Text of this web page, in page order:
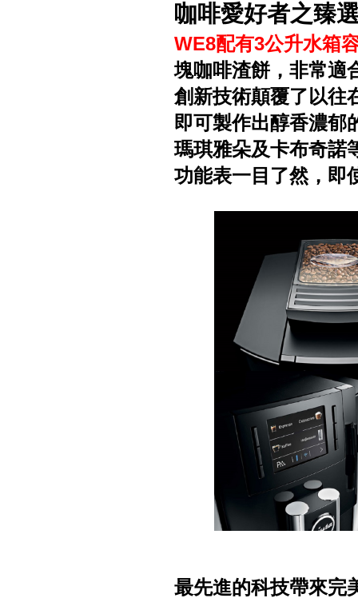
咖啡愛好者之臻
WE8配有3公升水箱
塊咖啡渣餅，非常適
創新技術顛覆了以往
即可製作出醇香濃郁
瑪琪雅朵及卡布奇諾
功能表一目了然，即
最先進的科技帶來完